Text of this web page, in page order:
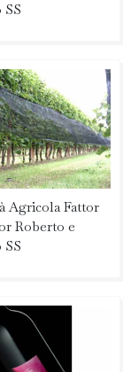
SS
Agricola Fattor
Roberto e
SS